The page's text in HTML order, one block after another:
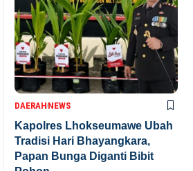
DAERAHNEWS
Kapolres Lhokseumawe Ubah
Tradisi Hari Bhayangkara,
Papan Bunga Diganti Bibit